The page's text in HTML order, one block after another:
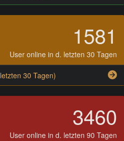
1581
User online in d. letzten 30 Tagen
30 Tagen)
3460
User online in d. letzten 90 Tagen